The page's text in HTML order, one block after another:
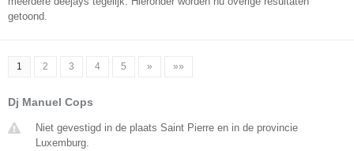
getoond.
1 2 3 4 5 » »»
Dj Manuel Cops
Niet gevestigd in de plaats Saint Pierre en in de provincie
Luxemburg.